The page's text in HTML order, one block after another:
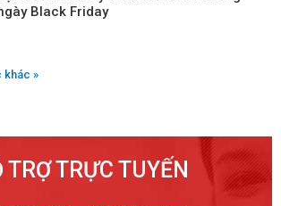
Black Friday
khác »
TRỢ TRỰC TUYẾN